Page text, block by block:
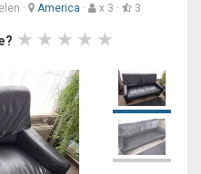
· America · x 3 · 3